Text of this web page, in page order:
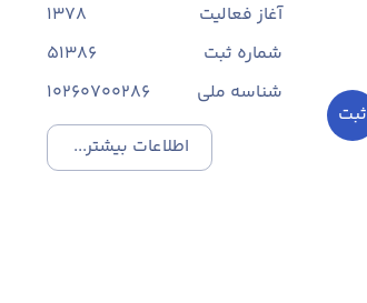
ثبت
آغاز فعالیت
1378
شماره ثبت
۵۱۳۸۶
شناسه ملی
10260700286
اطلاعات بیشتر...